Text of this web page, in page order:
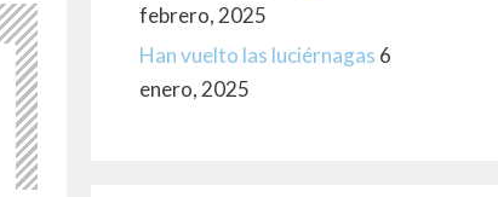
febrero, 2025
Han vuelto las luciérnagas 6
enero, 2025